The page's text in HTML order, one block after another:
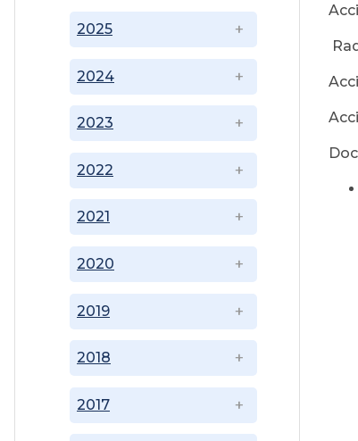
2017
2018
2019
2020
2021
2022
2023
2024
2025